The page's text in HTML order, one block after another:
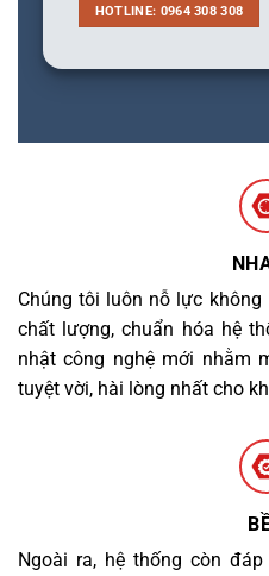
HOTLINE: 0964 308 308
Chúng tôi luôn nỗ lực
chất lượng, chuẩn hóa hệ
nhật công nghệ mới nhằm
tuyệt vời, hài lòng nhất cho
Ngoài ra, hệ thống còn